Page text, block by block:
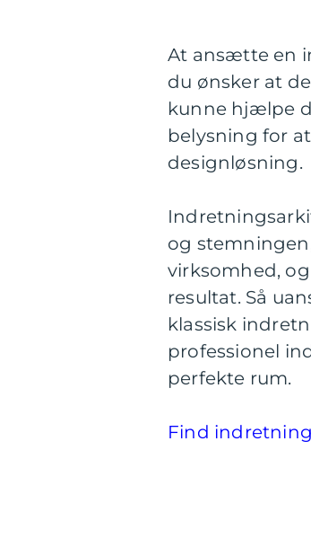
At ansætte en
du ønsker at
kunne hjælpe
belysning for
designløsning.
og
virksomhed,
resultat. Så
klassisk
professionel
perfekte rum.
Find